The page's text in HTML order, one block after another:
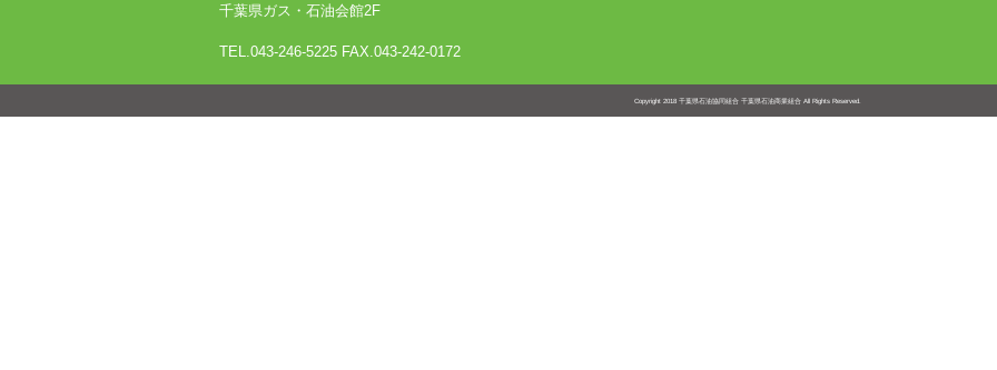
千葉県ガス・石油会館2F
TEL.043-246-5225 FAX.043-242-0172
Copyright 2018 千葉県石油協同組合 千葉県石油商業組合 All Rights Reserved.